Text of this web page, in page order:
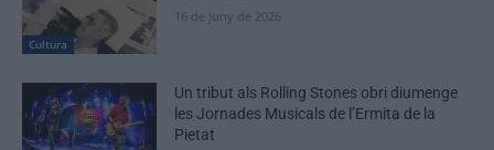
Cultura
16 de juny de 2026
Un tribut als Rolling Stones obri diumenge
les Jornades Musicals de l’Ermita de la
Pietat